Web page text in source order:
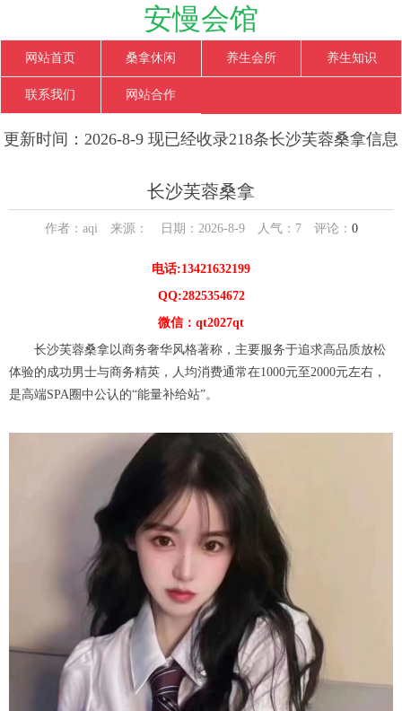
安慢会馆
网站首页 桑拿休闲 养生会所 养生知识
联系我们 网站合作
更新时间：2026-8-9 现已经收录218条长沙芙蓉桑拿信息
长沙芙蓉桑拿
作者：aqi 来源： 日期：2026-8-9 人气： 7评论： 0
电话:13421632199
QQ:2825354672
微信：qt2027qt
长沙芙蓉桑拿以商务奢华风格著称，主要服务于追求高品质放松
体验的成功男士与商务精英，人均消费通常在1000元至2000元左右，
是高端SPA圈中公认的“能量补给站”。